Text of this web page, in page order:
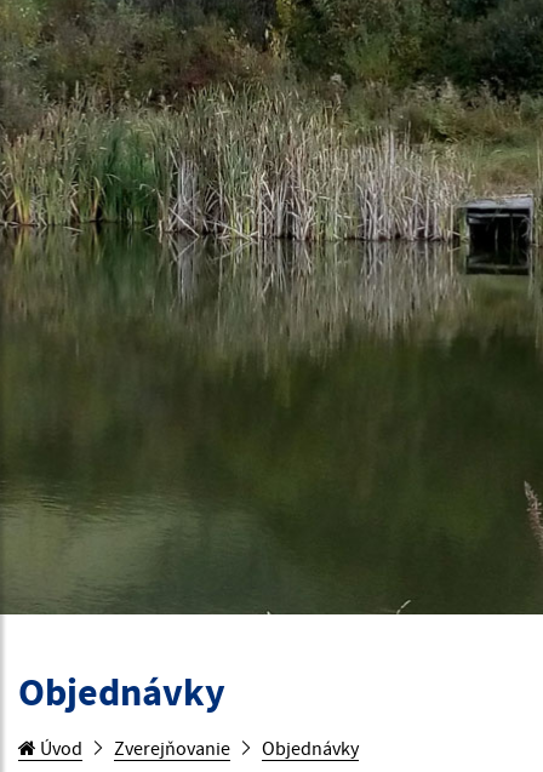
Objednávky
Úvod Zverejňovanie Objednávky